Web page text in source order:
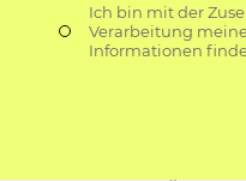
Ich bin mit der
Verarbeitung
Informationen